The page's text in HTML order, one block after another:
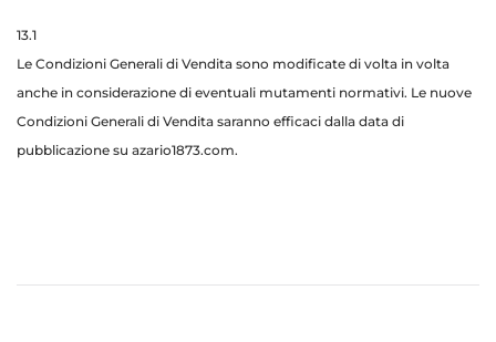
13.1
Le Condizioni Generali di Vendita sono modificate di volta in volta
anche in considerazione di eventuali mutamenti normativi. Le nuove
Condizioni Generali di Vendita saranno efficaci dalla data di
pubblicazione su azario1873.com.